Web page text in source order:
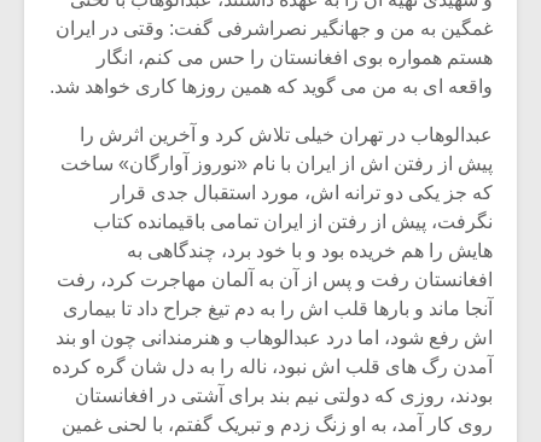
غمگین به من و جهانگیر نصراشرفی گفت: وقتی در ایران
هستم همواره بوی افغانستان را حس می کنم، انگار
واقعه ای به من می گوید که همین روزها کاری خواهد شد.
عبدالوهاب در تهران خیلی تلاش کرد و آخرین اثرش را
پیش از رفتن اش از ایران با نام «نوروز آوارگان» ساخت
که جز یکی دو ترانه اش، مورد استقبال جدی قرار
نگرفت، پیش از رفتن از ایران تمامی باقیمانده کتاب
هایش را هم خریده بود و با خود برد، چندگاهی به
افغانستان رفت و پس از آن به آلمان مهاجرت کرد، رفت
آنجا ماند و بارها قلب اش را به دم تیغ جراح داد تا بیماری
اش رفع شود، اما درد عبدالوهاب و هنرمندانی چون او بند
آمدن رگ های قلب اش نبود، ناله را به دل شان گره کرده
بودند، روزی که دولتی نیم بند برای آشتی در افغانستان
روی کار آمد، به او زنگ زدم و تبریک گفتم، با لحنی غمین